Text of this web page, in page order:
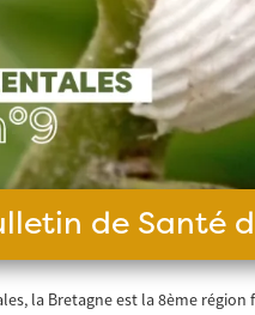
de Santé
la Bretagne est la 8ème